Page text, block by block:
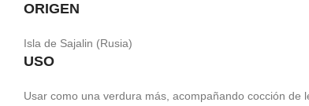
€ 4,34
ORIGEN
Isla de Sajalin (Rusia)
USO
Usar como una verdura más, acompañando cocción